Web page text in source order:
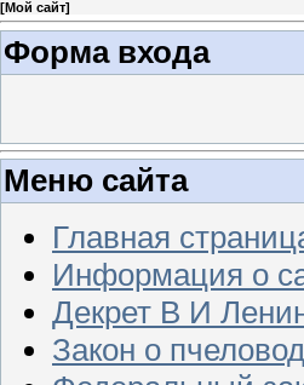
[Мой сайт]
Форма входа
Меню сайта
Главная
Информация о
Декрет В И
Закон о